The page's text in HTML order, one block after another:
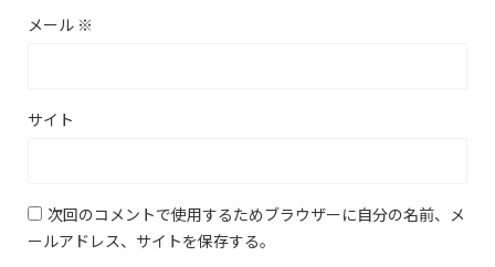
メール ※
サイト
次回のコメントで使用するためブラウザーに自分の名前、メ
ールアドレス、サイトを保存する。